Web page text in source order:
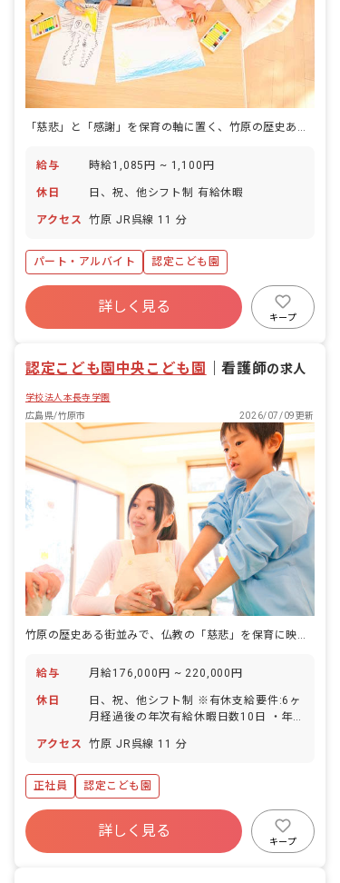
「慈悲」と「感謝」を保育の軸に置く、竹原の歴史ある街並みのこども園です。
給与 時給1,085円 ~ 1,100円
休日 日、祝、他シフト制 有給休暇
アクセス 竹原 JR呉線 11 分
パート・アルバイト 認定こども園
詳しく見る
キープ
認定こども園中央こども園 ｜看護師の求人
学校法人本長寺学園
広島県/竹原市
2026/07/09更新
竹原の歴史ある街並みで、仏教の「慈悲」を保育に映す看護の仕事。
給与 月給176,000円 ~ 220,000円
休日
日、祝、他シフト制 ※有休支給要件:6ヶ
月経過後の年次有給休暇日数10日 ・年
アクセス
竹原 JR呉線 11 分
正社員 認定こども園
詳しく見る
キープ